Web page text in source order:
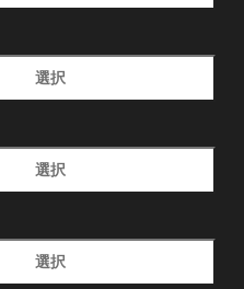
選択
選択
選択